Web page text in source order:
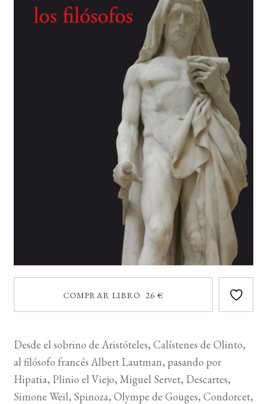
BUSCAR
LISTA DE LIBROS
COMPRAR LIBRO 26 €
Desde el sobrino de Aristóteles, Calístenes de Olinto,
al filósofo francés Albert Lautman, pasando por
Hipatia, Plinio el Viejo, Miguel Servet, Descartes,
Simone Weil, Spinoza, Olympe de Gouges, Condorcet,